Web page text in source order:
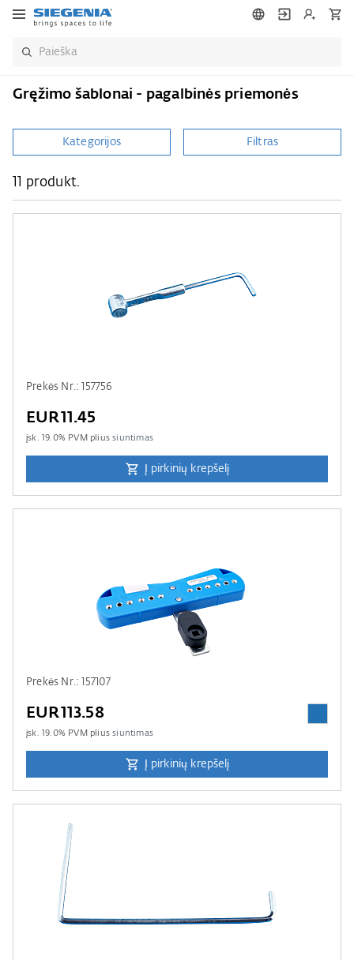
Gręžimo šablonai - pagalbinės priemonės
Kategorijos Filtras
11 produkt.
Prekės Nr.: 157756
EUR11.45
įsk. 19.0% PVM pliussiuntimas
Į pirkinių krepšelį
Prekės Nr.: 157107
EUR113.58
įsk. 19.0% PVM pliussiuntimas
Į pirkinių krepšelį